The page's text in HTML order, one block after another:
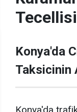
Konya'da
Taksicinin